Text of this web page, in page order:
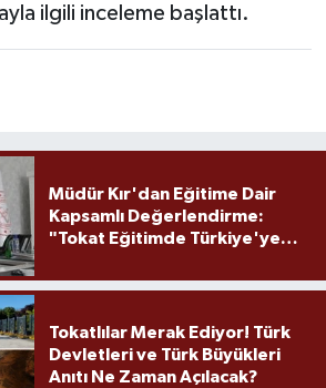
ilgili inceleme başlattı.
Müdür Kır'dan Eğitime Dair
Kapsamlı Değerlendirme:
"Tokat Eğitimde Türkiye'ye
Tokatlılar Merak Ediyor! Türk
Devletleri ve Türk Büyükleri
Anıtı Ne Zaman Açılacak?